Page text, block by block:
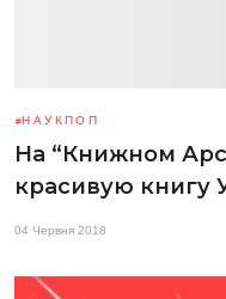
НАУКПОП
На “Книжном
красивую книгу
04 Червня 2018